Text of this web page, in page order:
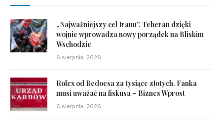
„Najważniejszy cel Iranu”. Teheran dzięki
wojnie wprowadza nowy porządek na Bliskim
Wschodzie
6 sierpnia, 2026
Rolex od Bedoesa za tysiące złotych. Fanka
musi uważać na fiskusa – Biznes Wprost
6 sierpnia, 2026